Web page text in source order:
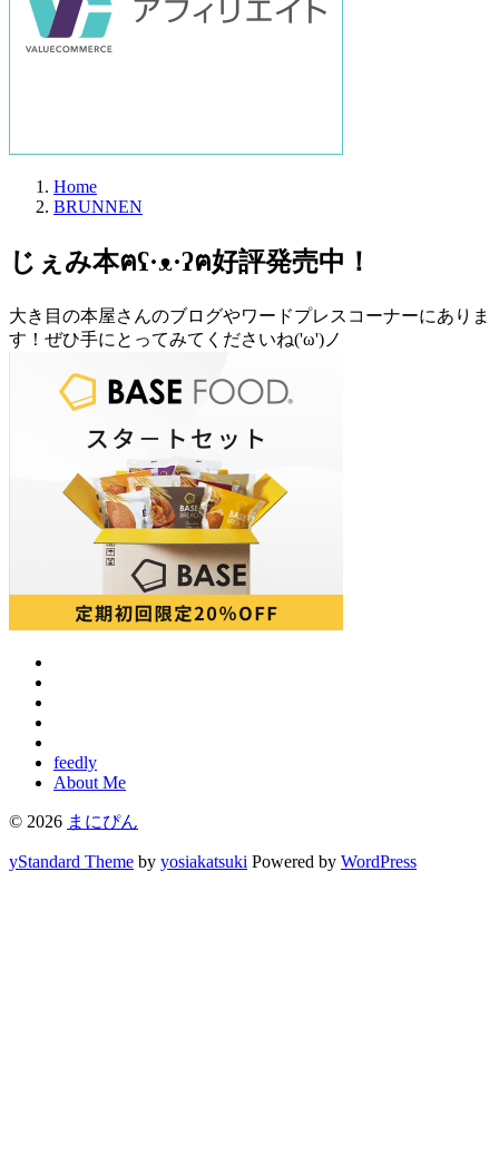
Home
BRUNNEN
じぇみ本ฅʕ·ᴥ·ʔฅ好評発売中！
大き目の本屋さんのブログやワードプレスコーナーにありま
す！ぜひ手にとってみてくださいね('ω')ノ
feedly
About Me
© 2026 まにぴん
yStandard Theme by yosiakatsuki Powered by WordPress